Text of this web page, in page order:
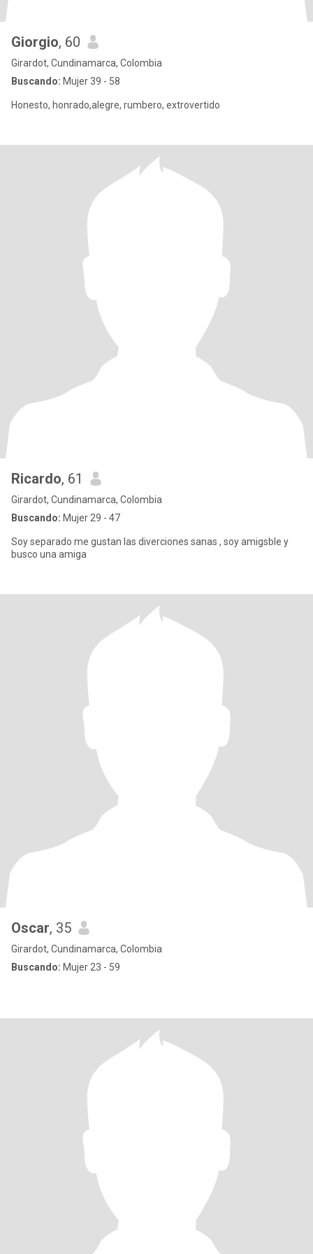
Giorgio, 60
Girardot, Cundinamarca, Colombia
Buscando: Mujer 39 - 58
Honesto, honrado,alegre, rumbero, extrovertido
Ricardo, 61
Girardot, Cundinamarca, Colombia
Buscando: Mujer 29 - 47
Soy separado me gustan las diverciones sanas , soy amigsble y
busco una amiga
Oscar, 35
Girardot, Cundinamarca, Colombia
Buscando: Mujer 23 - 59